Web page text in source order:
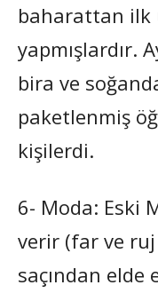
baharattan ilk
yapmışlardır.
bira ve
paketlenmiş
kişilerdi.
6- Moda: Eski
verir (far ve ruj
saçından